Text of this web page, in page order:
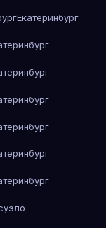
Екатеринбург